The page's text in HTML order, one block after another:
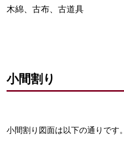
木綿、古布、古道具
小間割り
小間割り図面は以下の通りです。